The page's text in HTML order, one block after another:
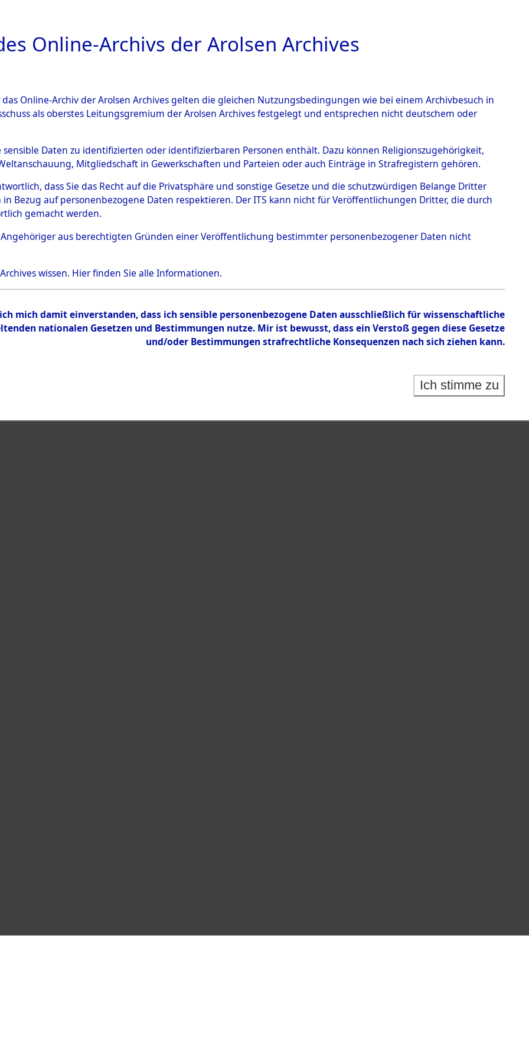
ARCHIVALE ÜBERSICHT BILD
0003 (108003396)
Person BESOOS, THERESE
Bestand
Online-Archivs der Arolsen Archives
Online-Archiv der Arolsen Archives gelten die gleichen Nutzungsbedingungen wie bei einem Archivbesuch in
als oberstes Leitungsgremium der Arolsen Archives festgelegt und entsprechen nicht deutschem oder
sensible Daten zu identifizierten oder identifizierbaren Personen enthält. Dazu können Religionszugehörigkeit,
Mitgliedschaft in Gewerkschaften und Parteien oder auch Einträge in Strafregistern gehören.
dass Sie das Recht auf die Privatsphäre und sonstige Gesetze und die schutzwürdigen Belange Dritter
Bezug auf personenbezogene Daten respektieren. Der ITS kann nicht für Veröffentlichungen Dritter, die durch
gemacht werden.
Angehöriger aus berechtigten Gründen einer Veröffentlichung bestimmter personenbezogener Daten nicht
wissen. Hierfinden Sie alle Informationen.
mich damit einverstanden, dass ich sensible personenbezogene Daten ausschließlich für wissenschaftliche
nationalen Gesetzen und Bestimmungen nutze. Mir ist bewusst, dass ein Verstoß gegen diese Gesetze
und/oder Bestimmungen strafrechtliche Konsequenzen nach sich ziehen kann.
Ich stimme zu